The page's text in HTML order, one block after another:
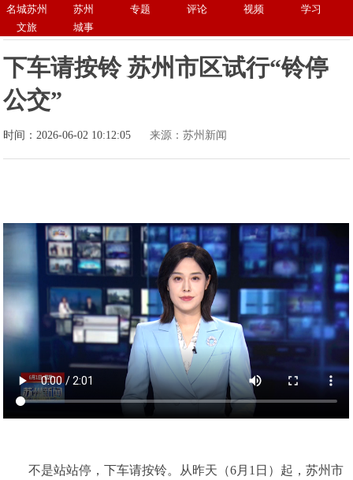
名城苏州 苏州 专题 评论 视频
学习
文旅
城事
下车请按铃 苏州市区试行“铃停
公交”
时间：2026-06-02 10:12:05 来源：苏州新闻
不是站站停，下车请按铃。从昨天（6月1日）起，苏州市